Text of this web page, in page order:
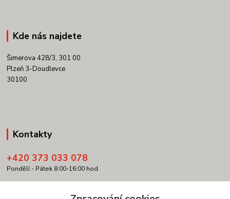
Kde nás najdete
Šimerova 428/3, 301 00
Plzeň 3-Doudlevce
30100
Kontakty
+420 373 033 078
Pondělí - Pátek 8:00-16:00 hod.